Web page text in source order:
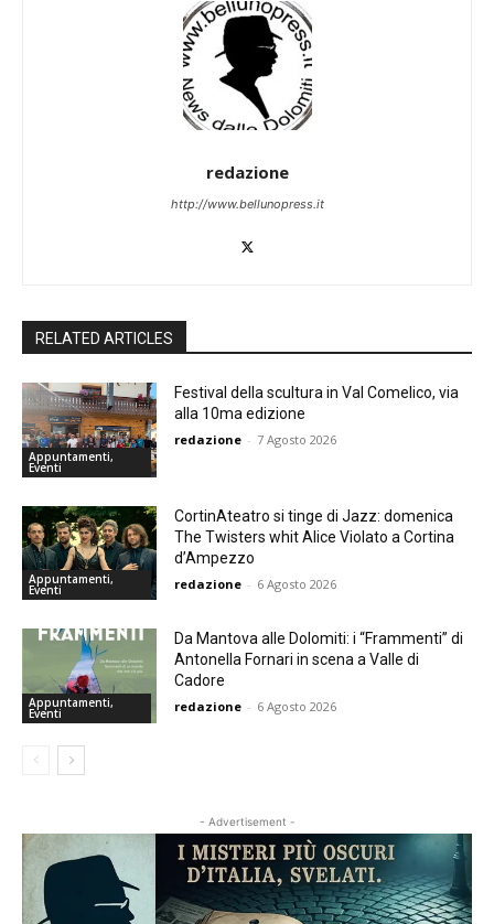
redazione
http://www.bellunopress.it
RELATED ARTICLES
Appuntamenti,
Eventi
Festival della scultura in Val Comelico, via
alla 10ma edizione
redazione - 7 Agosto 2026
Appuntamenti,
Eventi
CortinAteatro si tinge di Jazz: domenica
The Twisters whit Alice Violato a Cortina
d’Ampezzo
redazione - 6 Agosto 2026
Appuntamenti,
Eventi
Da Mantova alle Dolomiti: i “Frammenti” di
Antonella Fornari in scena a Valle di
Cadore
redazione - 6 Agosto 2026
- Advertisement -